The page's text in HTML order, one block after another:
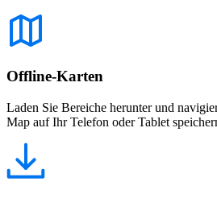
Offline-Karten
Laden Sie Bereiche herunter und
Map auf Ihr Telefon oder Tablet